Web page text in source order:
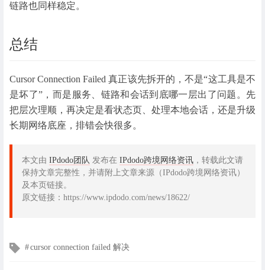
链路也同样稳定。
总结
Cursor Connection Failed 真正该先拆开的，不是“这工具是不
是坏了”，而是服务、链路和会话到底哪一层出了问题。先
把层次理顺，再决定是看状态页、处理本地会话，还是升级
长期网络底座，排错会快很多。
本文由 IPdodo团队 发布在 IPdodo跨境网络资讯 ，转载此文请
保持文章完整性，并请附上文章来源（IPdodo跨境网络资讯）
及本页链接。
原文链接：https://www.ipdodo.com/news/18622/
文cursor connection failed 解决